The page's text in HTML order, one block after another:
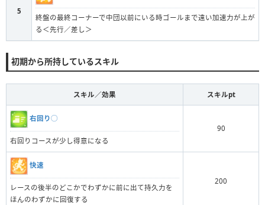
5
終盤の最終コーナーで中団以前にいる時ゴールまで遠い加速力が上が
る＜先行／差し＞
初期から所持しているスキル
スキル／効果 スキルpt
右回り◯
右回りコースが少し得意になる
90
快速
レースの後半のどこかでわずかに前に出て持久力を
ほんのわずかに回復する
200